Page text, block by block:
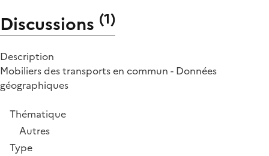
Discussions (1)
Description
Mobiliers des transports en commun - Données
géographiques
Thématique
Autres
Type